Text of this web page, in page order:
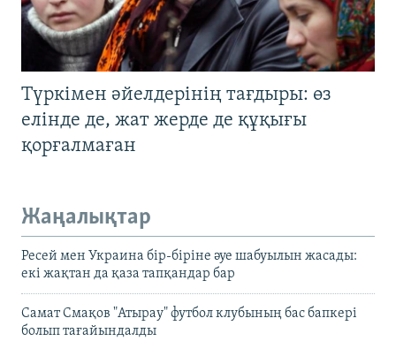
Түркімен әйелдерінің тағдыры: өз
елінде де, жат жерде де құқығы
қорғалмаған
Жаңалықтар
Ресей мен Украина бір-біріне әуе шабуылын жасады:
екі жақтан да қаза тапқандар бар
Самат Смақов "Атырау" футбол клубының бас бапкері
болып тағайындалды